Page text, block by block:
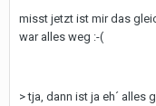
misst jetzt ist mir das
war alles weg :-(
> tja, dann ist ja eh´ alles